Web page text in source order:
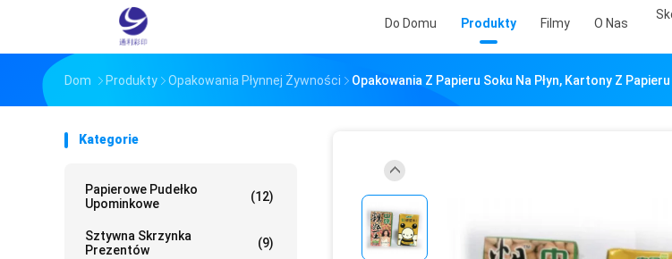
Do Domu Produkty Filmy O Nas
Dom Produkty Opakowania Płynnej Żywności Opakowania Z Papieru Soku Na Płyn, Kartony Z
Kategorie
Papierowe Pudełko
Upominkowe
(12)
Sztywna Skrzynka
Prezentów
(9)